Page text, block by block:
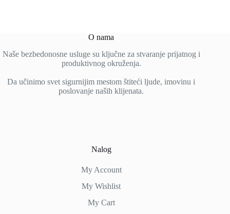
O nama
Naše bezbedonosne usluge su ključne za stvaranje prijatnog i
produktivnog okruženja.
Da učinimo svet sigurnijim mestom štiteći ljude, imovinu i
poslovanje naših klijenata.
Nalog
My Account
My Wishlist
My Cart